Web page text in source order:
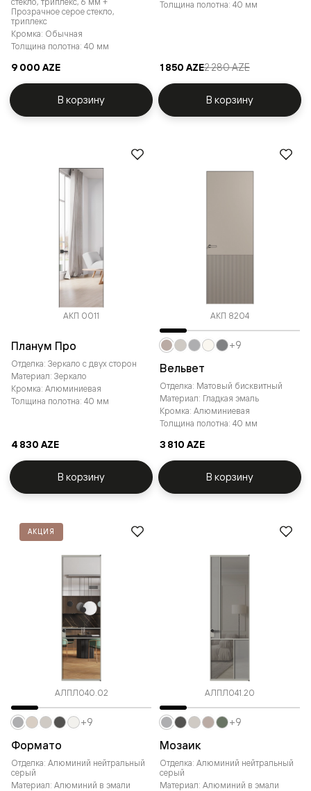
Прозрачное серое стекло,
триплекс
Кромка: Обычная
Толщина полотна: 40 мм
9 000 AZE
В корзину
Толщина полотна: 40 мм
1 850 AZE2 280 AZE
В корзину
АКП 0011
Планум Про
Отделка: Зеркало с двух сторон
Материал: Зеркало
Кромка: Алюминиевая
Толщина полотна: 40 мм
4 830 AZE
В корзину
АКП 8204
Вельвет
Отделка: Матовый бисквитный
Материал: Гладкая эмаль
Кромка: Алюминиевая
Толщина полотна: 40 мм
3 810 AZE
+9
В корзину
АКЦИЯ
АЛПЛ040.02
Формато
Отделка: Алюминий нейтральный
серый
Материал: Алюминий в эмали
+9
АЛПЛ041.20
Мозаик
Отделка: Алюминий нейтральный
серый
Материал: Алюминий в эмали
+9